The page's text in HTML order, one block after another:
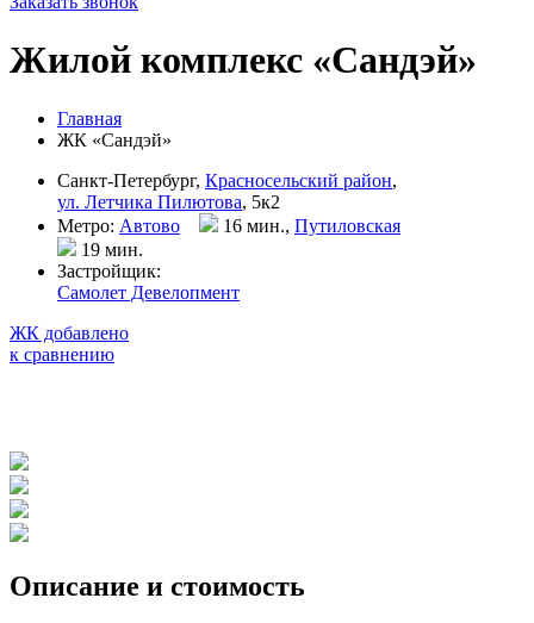
Жилой комплекс «Сандэй»
Главная
ЖК «Сандэй»
Санкт-Петербург, Красносельский район,
ул. Летчика Пилютова, 5к2
Метро: Автово 16 мин., Путиловская
19 мин.
Застройщик:
Самолет Девелопмент
ЖК добавлено
к сравнению
Описание и стоимость